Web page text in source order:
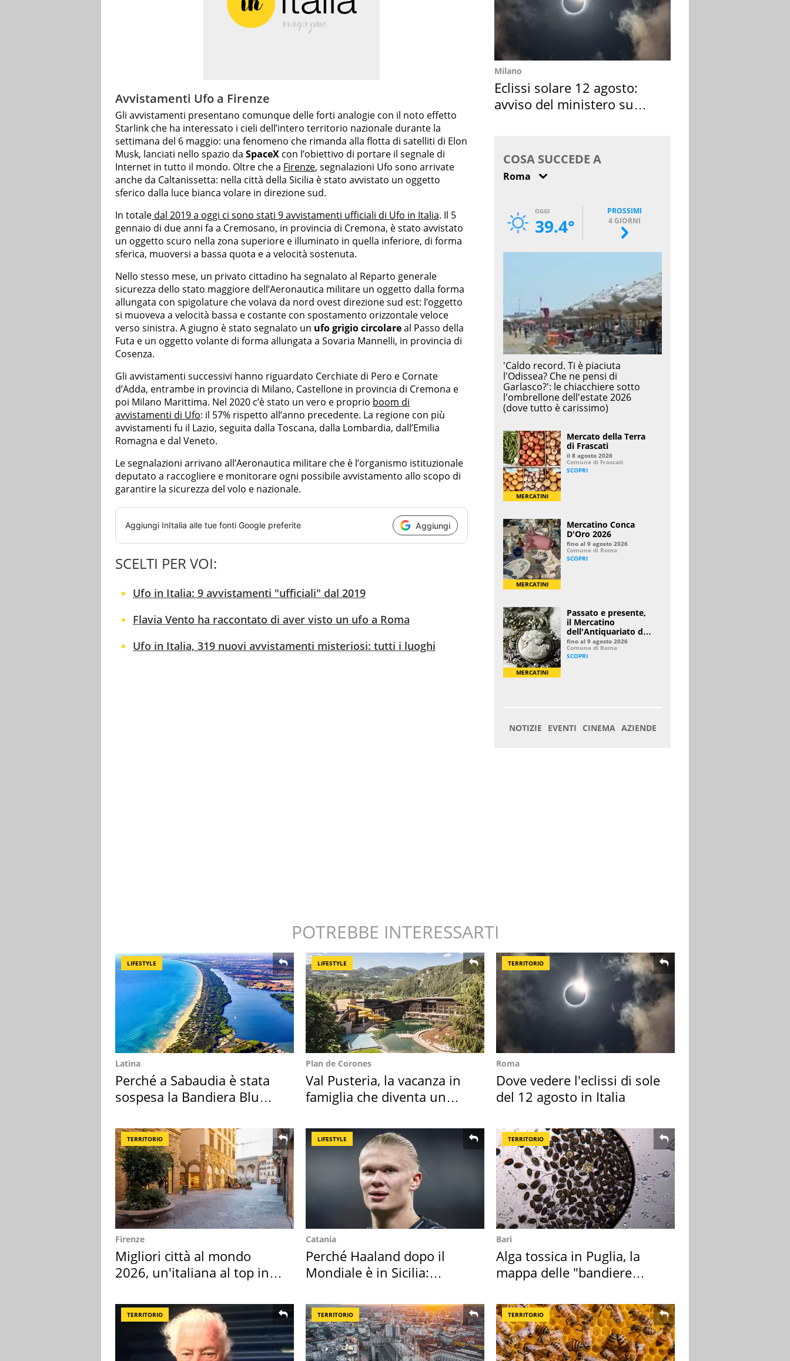
Avvistamenti Ufo a Firenze
Gli avvistamenti presentano comunque delle forti analogie con il noto effetto
Starlink che ha interessato i cieli dell’intero territorio nazionale durante la
settimana del 6 maggio: una fenomeno che rimanda alla flotta di satelliti di Elon
Musk, lanciati nello spazio da SpaceX con l’obiettivo di portare il segnale di
Internet in tutto il mondo. Oltre che a Firenze, segnalazioni Ufo sono arrivate
anche da Caltanissetta: nella città della Sicilia è stato avvistato un oggetto
sferico dalla luce bianca volare in direzione sud.
In totale dal 2019 a oggi ci sono stati 9 avvistamenti ufficiali di Ufo in Italia. Il 5
gennaio di due anni fa a Cremosano, in provincia di Cremona, è stato avvistato
un oggetto scuro nella zona superiore e illuminato in quella inferiore, di forma
sferica, muoversi a bassa quota e a velocità sostenuta.
Nello stesso mese, un privato cittadino ha segnalato al Reparto generale
sicurezza dello stato maggiore dell’Aeronautica militare un oggetto dalla forma
allungata con spigolature che volava da nord ovest direzione sud est: l’oggetto
si muoveva a velocità bassa e costante con spostamento orizzontale veloce
verso sinistra. A giugno è stato segnalato un ufo grigio circolareal Passo della
Futa e un oggetto volante di forma allungata a Sovaria Mannelli, in provincia di
Cosenza.
Gli avvistamenti successivi hanno riguardato Cerchiate di Pero e Cornate
d’Adda, entrambe in provincia di Milano, Castellone in provincia di Cremona e
poi Milano Marittima. Nel 2020 c’è stato un vero e proprio boom di
avvistamenti di Ufo: il 57% rispetto all’anno precedente. La regione con più
avvistamenti fu il Lazio, seguita dalla Toscana, dalla Lombardia, dall’Emilia
Romagna e dal Veneto.
Le segnalazioni arrivano all’Aeronautica militare che è l’organismo istituzionale
deputato a raccogliere e monitorare ogni possibile avvistamento allo scopo di
garantire la sicurezza del volo e nazionale.
Aggiungi InItalia alle tue fonti Google preferite Aggiungi
SCELTI PER VOI:
Ufo in Italia: 9 avvistamenti "ufficiali" dal 2019
Flavia Vento ha raccontato di aver visto un ufo a Roma
Ufo in Italia, 319 nuovi avvistamenti misteriosi: tutti i luoghi
Milano
Eclissi solare 12 agosto:
avviso del ministero su
POTREBBE INTERESSARTI
LIFESTYLE
Latina
Perché a Sabaudia è stata
sospesa la Bandiera Blu
LIFESTYLE
Plan de Corones
Val Pusteria, la vacanza in
famiglia che diventa un
TERRITORIO
Roma
Dove vedere l'eclissi di sole
del 12 agosto in Italia
TERRITORIO
Firenze
Migliori città al mondo
2026, un'italiana al top in
LIFESTYLE
Catania
Perché Haaland dopo il
Mondiale è in Sicilia:
TERRITORIO
Bari
Alga tossica in Puglia, la
mappa delle "bandiere
TERRITORIO TERRITORIO TERRITORIO